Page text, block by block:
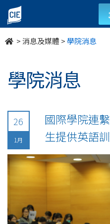
undefined
>消息及媒體 >學院消息
學院消息
26
1月
國際學院連
生提供英語